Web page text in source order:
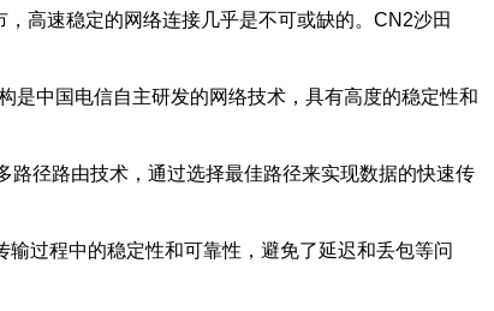
高速稳定的网络连接几乎是不可或缺的。CN2沙田
是中国电信自主研发的网络技术，具有高度的稳定性和
径路由技术，通过选择最佳路径来实现数据的快速传
过程中的稳定性和可靠性，避免了延迟和丢包等问